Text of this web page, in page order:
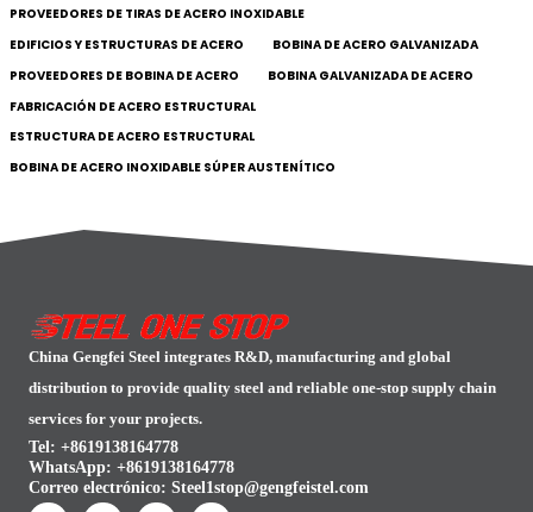
PROVEEDORES DE TIRAS DE ACERO INOXIDABLE
EDIFICIOS Y ESTRUCTURAS DE ACERO
BOBINA DE ACERO GALVANIZADA
PROVEEDORES DE BOBINA DE ACERO
BOBINA GALVANIZADA DE ACERO
FABRICACIÓN DE ACERO ESTRUCTURAL
ESTRUCTURA DE ACERO ESTRUCTURAL
BOBINA DE ACERO INOXIDABLE SÚPER AUSTENÍTICO
China Gengfei Steel integrates R&D, manufacturing and global
distribution to provide quality steel and reliable one-stop supply chain
services for your projects.
Tel: +8619138164778
WhatsApp: +8619138164778
Correo electrónico: Steel1stop@gengfeistel.com